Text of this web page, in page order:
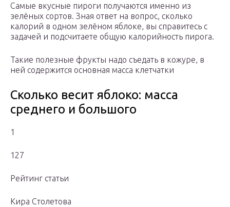
Самые вкусные пироги получаются именно из
зелёных сортов. Зная ответ на вопрос, сколько
калорий в одном зелёном яблоке, вы справитесь с
задачей и подсчитаете общую калорийность пирога.
Такие полезные фрукты надо съедать в кожуре, в
ней содержится основная масса клетчатки
Сколько весит яблоко: масса
среднего и большого
1
127
Рейтинг статьи
Кира Столетова